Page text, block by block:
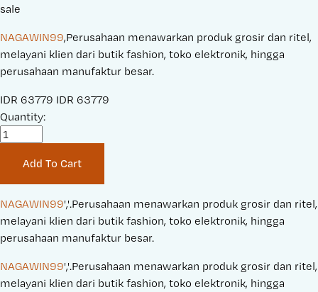
sale
NAGAWIN99,Perusahaan menawarkan produk grosir dan ritel,
melayani klien dari butik fashion, toko elektronik, hingga
perusahaan manufaktur besar.
S
a
r
i
c
e
IDR 63779 O
i
n
a
l
P
i
c
IDR 63779
Quantity:
Add To Cart
NAGAWIN99','.Perusahaan menawarkan produk grosir dan ritel,
melayani klien dari butik fashion, toko elektronik, hingga
perusahaan manufaktur besar.
NAGAWIN99','.Perusahaan menawarkan produk grosir dan ritel,
melayani klien dari butik fashion, toko elektronik, hingga